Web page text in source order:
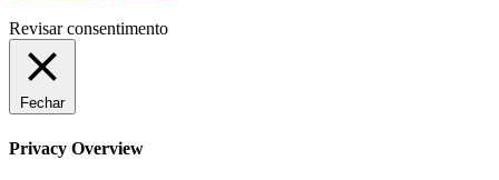
Revisar consentimento
Fechar
Privacy Overview